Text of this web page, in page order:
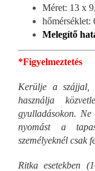
Méret: 13 x
hőmérséklet:
Melegítő
*Figyelmeztetés
Kerülje a szájjal,
használja
gyulladásokon.
nyomást a
személyeknél csak
Ritka esetekben